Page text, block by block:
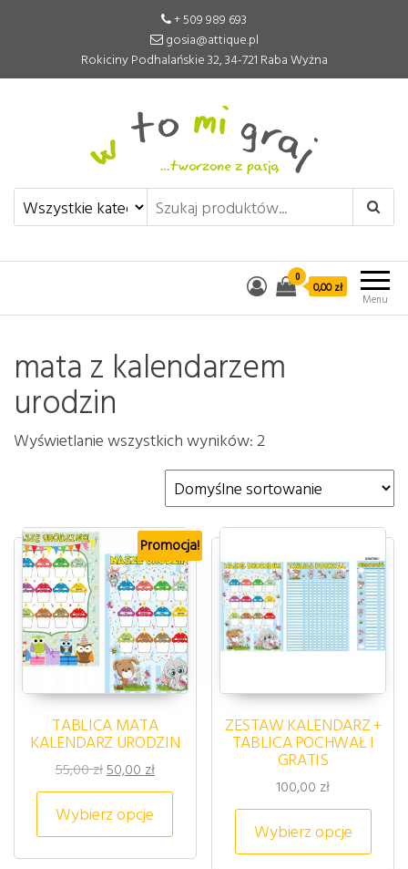
+ 509 989 693
gosia@attique.pl
Rokiciny Podhalańskie 32, 34-721 Raba Wyżna
W to mi graj
Pomoce edukacyjne tworzone z
pasją
Menu
0
0,00 zł
mata z kalendarzem
urodzin
Wyświetlanie wszystkich wyników: 2
Promocja!
TABLICA MATA
KALENDARZ URODZIN
55,00złPierwotna cena wynosiła: 55,00 zł.
50,00 złAktualna cena wynosi: 50,00 zł.
Wybierz opcje
Ten produkt ma wiele
ZESTAW KALENDARZ +
TABLICA POCHWAŁ I
GRATIS
100,00 zł
Wybierz opcje
Ten